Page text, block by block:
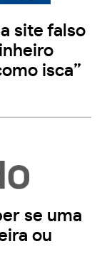
site falso
isca”
se uma
ou